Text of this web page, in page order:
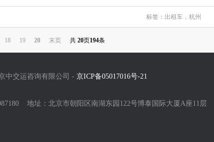
标签： 出租车，杭州
18 19 20 末页 共 20页194条
中交运咨询有限公司 - 京ICP备05017016号-21
地址：北京市朝阳区南湖东园122号博泰国际大厦A座11层